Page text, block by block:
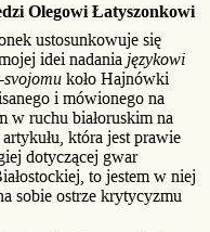
Olegowi Łatyszonkowi
ustosunkowuje się
idei nadania językowi
svojomu koło Hajnówki
i mówionego na
w ruchu białoruskim na
która jest prawie
dotyczącej gwar
to jestem w niej
sobie ostrze krytycyzmu